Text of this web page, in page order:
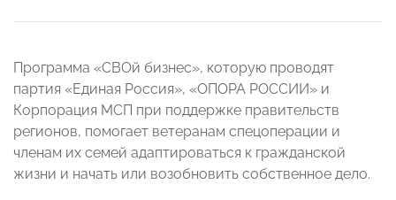
Программа «СВОй бизнес», которую проводят
партия «Единая Россия», «ОПОРА РОССИИ» и
Корпорация МСП при поддержке правительств
регионов, помогает ветеранам спецоперации и
членам их семей адаптироваться к гражданской
жизни и начать или возобновить собственное дело.